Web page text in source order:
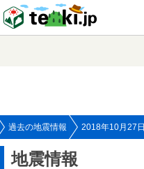
過去の地震情報 2018年10月27日
地震情報